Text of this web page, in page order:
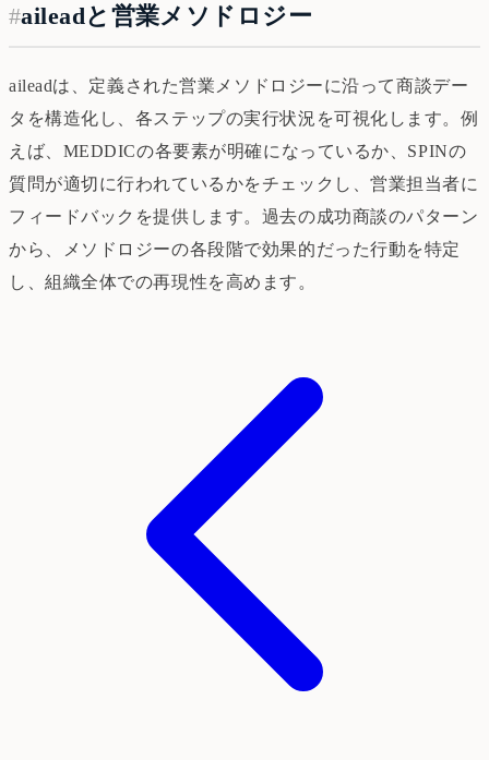
#aileadと営業メソドロジー
aileadは、定義された営業メソドロジーに沿って商談デー
タを構造化し、各ステップの実行状況を可視化します。例
えば、MEDDICの各要素が明確になっているか、SPINの
質問が適切に行われているかをチェックし、営業担当者に
フィードバックを提供します。過去の成功商談のパターン
から、メソドロジーの各段階で効果的だった行動を特定
し、組織全体での再現性を高めます。